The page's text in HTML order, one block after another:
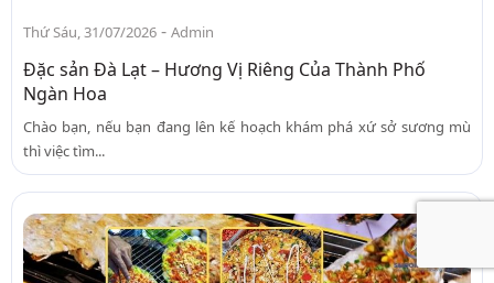
Thứ Sáu, 31/07/2026 - Admin
Đặc sản Đà Lạt – Hương Vị Riêng Của Thành Phố
Ngàn Hoa
Chào bạn, nếu bạn đang lên kế hoạch khám phá xứ sở sương mù
thì việc tìm...